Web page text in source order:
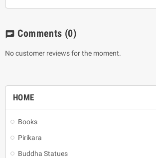
HOME
Books
Pirikara
Buddha Statues
chat Comments (0)
No customer reviews for the moment.